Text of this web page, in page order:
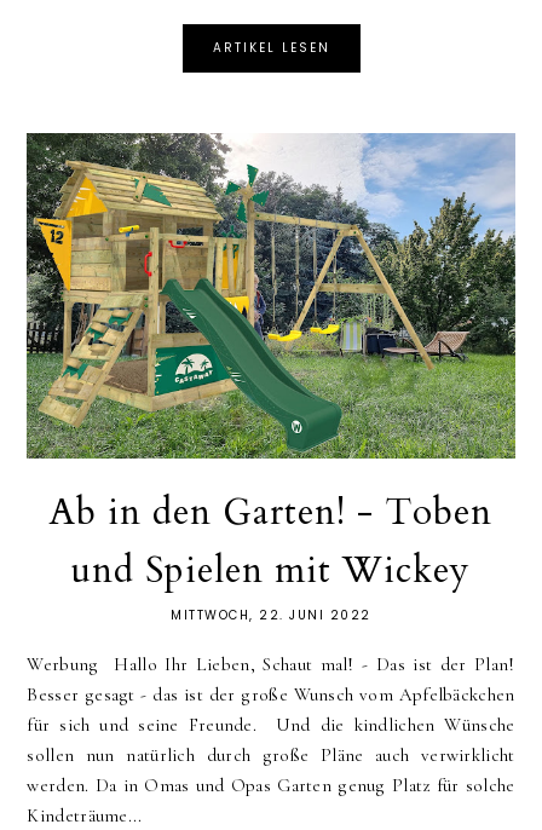
ARTIKEL LESEN
Ab in den Garten! - Toben
und Spielen mit Wickey
MITTWOCH, 22. JUNI 2022
Werbung Hallo Ihr Lieben, Schaut mal! - Das ist der Plan!
Besser gesagt - das ist der große Wunsch vom Apfelbäckchen
für sich und seine Freunde. Und die kindlichen Wünsche
sollen nun natürlich durch große Pläne auch verwirklicht
werden. Da in Omas und Opas Garten genug Platz für solche
Kindeträume...